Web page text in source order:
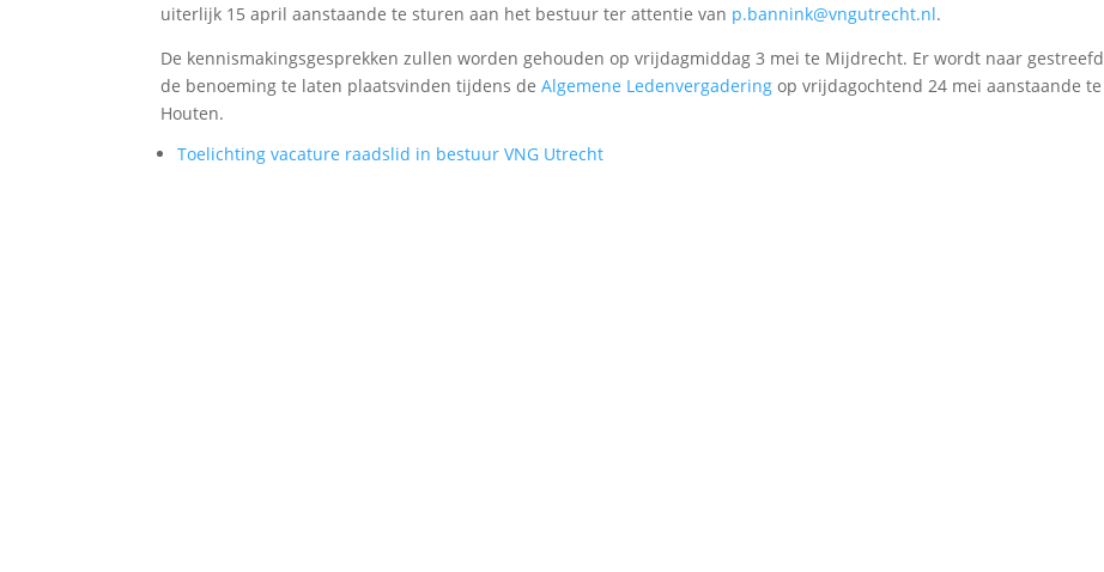
uiterlijk 15 april aanstaande te sturen aan het bestuur ter attentie van p.bannink@vngutrecht.nl.
De kennismakingsgesprekken zullen worden gehouden op vrijdagmiddag 3 mei te Mijdrecht. Er wordt naar gestreefd
de benoeming te laten plaatsvinden tijdens deAlgemene Ledenvergadering op vrijdagochtend 24 mei aanstaande te
Houten.
Toelichting vacature raadslid in bestuur VNG Utrecht